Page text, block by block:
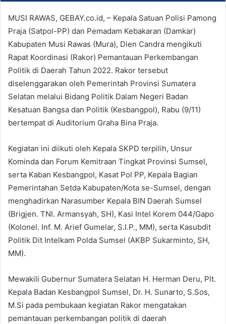
MUSI RAWAS, GEBAY.co.id, – Kepala Satuan Polisi Pamong
Praja (Satpol-PP) dan Pemadam Kebakaran (Damkar)
Kabupaten Musi Rawas (Mura), Dien Candra mengikuti
Rapat Koordinasi (Rakor) Pemantauan Perkembangan
Politik di Daerah Tahun 2022. Rakor tersebut
diselenggarakan oleh Pemerintah Provinsi Sumatera
Selatan melalui Bidang Politik Dalam Negeri Badan
Kesatuan Bangsa dan Politik (Kesbangpol), Rabu (9/11)
bertempat di Auditorium Graha Bina Praja.
Kegiatan ini diikuti oleh Kepala SKPD terpilih, Unsur
Kominda dan Forum Kemitraan Tingkat Provinsi Sumsel,
serta Kaban Kesbangpol, Kasat Pol PP, Kepala Bagian
Pemerintahan Setda Kabupaten/Kota se-Sumsel, dengan
menghadirkan Narasumber Kepala BIN Daerah Sumsel
(Brigjen. TNI. Armansyah, SH), Kasi Intel Korem 044/Gapo
(Kolonel. Inf. M. Arief Gumelar, S.I.P., MM), serta Kasubdit
Politik Dit Intelkam Polda Sumsel (AKBP Sukarminto, SH,
MM).
Mewakili Gubernur Sumatera Selatan H. Herman Deru, Plt.
Kepala Badan Kesbangpol Sumsel, Dr. H. Sunarto, S.Sos,
M.Si pada pembukaan kegiatan Rakor mengatakan
pemantauan perkembangan politik di daerah